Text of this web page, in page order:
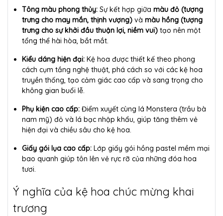
Tông màu phong thủy: Sự kết hợp giữamàu đỏ (tượng
trưng cho may mắn, thịnh vượng) vàmàu hồng (tượng
trưng cho sự khởi đầu thuận lợi, niềm vui) tạo nên một
tổng thể hài hòa, bắt mắt.
Kiểu dáng hiện đại: Kệ hoa được thiết kế theo phong
cách cụm tầng nghệ thuật, phá cách so với các kệ hoa
truyền thống, tạo cảm giác cao cấp và sang trọng cho
không gian buổi lễ.
Phụ kiện cao cấp: Điểm xuyết cùng lá Monstera (trầu bà
nam mỹ) đỏ và lá bạc nhập khẩu, giúp tăng thêm vẻ
hiện đại và chiều sâu cho kệ hoa.
Giấy gói lụa cao cấp: Lớp giấy gói hồng pastel mềm mại
bao quanh giúp tôn lên vẻ rực rỡ của những đóa hoa
tươi.
Ý nghĩa của kệ hoa chúc mừng khai
trương